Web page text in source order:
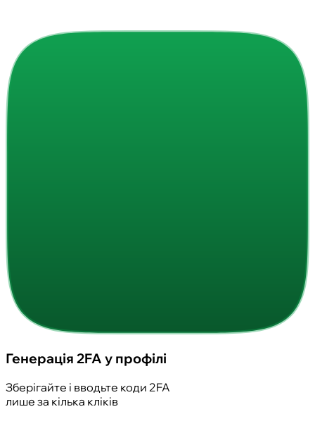
Генерація 2FA у профілі
Зберігайте і вводьте коди 2FA
лише за кілька кліків